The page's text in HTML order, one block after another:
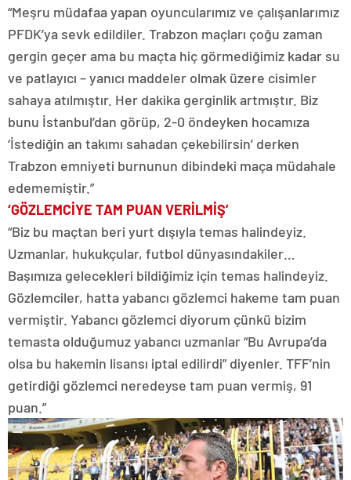
“Meşru müdafaa yapan oyuncularımız ve çalışanlarımız
PFDK’ya sevk edildiler. Trabzon maçları çoğu zaman
gergin geçer ama bu maçta hiç görmediğimiz kadar su
ve patlayıcı – yanıcı maddeler olmak üzere cisimler
sahaya atılmıştır. Her dakika gerginlik artmıştır. Biz
bunu İstanbul’dan görüp, 2-0 öndeyken hocamıza
‘İstediğin an takımı sahadan çekebilirsin’ derken
Trabzon emniyeti burnunun dibindeki maça müdahale
edememiştir.”
‘GÖZLEMCİYE TAM PUAN VERİLMİŞ’
“Biz bu maçtan beri yurt dışıyla temas halindeyiz.
Uzmanlar, hukukçular, futbol dünyasındakiler…
Başımıza gelecekleri bildiğimiz için temas halindeyiz.
Gözlemciler, hatta yabancı gözlemci hakeme tam puan
vermiştir. Yabancı gözlemci diyorum çünkü bizim
temasta olduğumuz yabancı uzmanlar “Bu Avrupa’da
olsa bu hakemin lisansı iptal edilirdi” diyenler. TFF’nin
getirdiği gözlemci neredeyse tam puan vermiş, 91
puan.”